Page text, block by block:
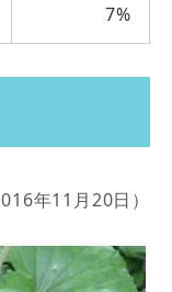
7%
年11月20日）